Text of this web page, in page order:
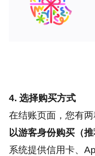
4. 选择购买方式
在结账页面，您有两
以游客身份购买（推
系统提供信用卡、